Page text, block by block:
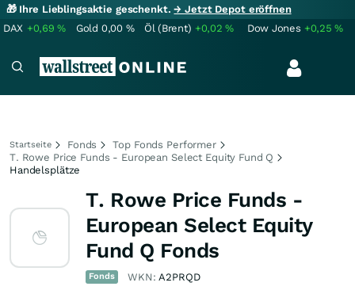
🎁 Ihre Lieblingsaktie geschenkt.→ Jetzt Depot eröffnen
DAX +0,69% Gold 0,00 % Öl (Brent) +0,02% Dow Jones +0,25%
Startseite Fonds
Top Fonds Performer
T. Rowe Price Funds - European Select Equity Fund Q
Handelsplätze
T. Rowe Price Funds -
European Select Equity
Fund Q Fonds
Fonds WKN:A2PRQD